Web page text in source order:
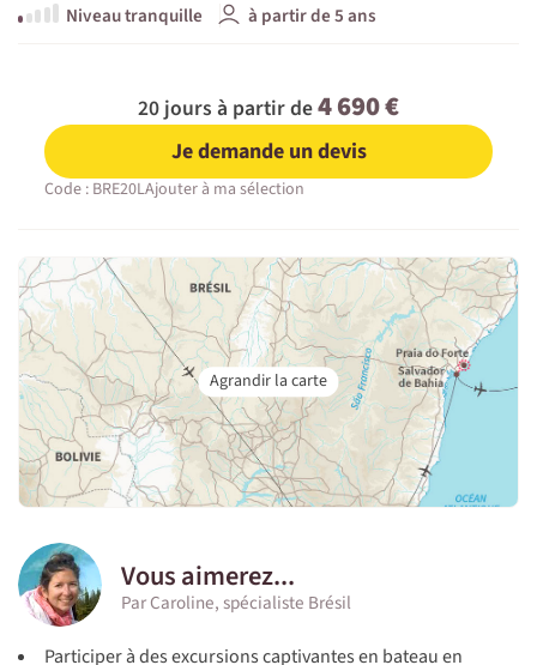
Niveau tranquille
à partir de 5 ans
20 jours à partir de4 690 €
Je demande un devis
Code : BRE20LAjouter à ma sélection
Vous aimerez...
Par Caroline, spécialiste Brésil
Participer à des excursions captivantes en bateau en